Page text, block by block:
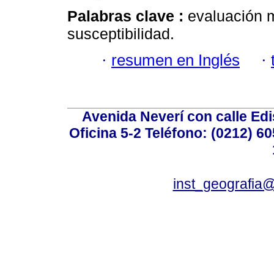
Palabras clave : evaluación
susceptibilidad.
· resumen en Inglés ·
Avenida Neverí con calle
Oficina 5-2 Teléfono: (0212)